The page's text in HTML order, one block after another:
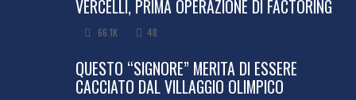
VERCELLI, PRIMA OPERAZIONE DI FACTORING
66.1K 48
QUESTO “SIGNORE” MERITA DI ESSERE
CACCIATO DAL VILLAGGIO OLIMPICO